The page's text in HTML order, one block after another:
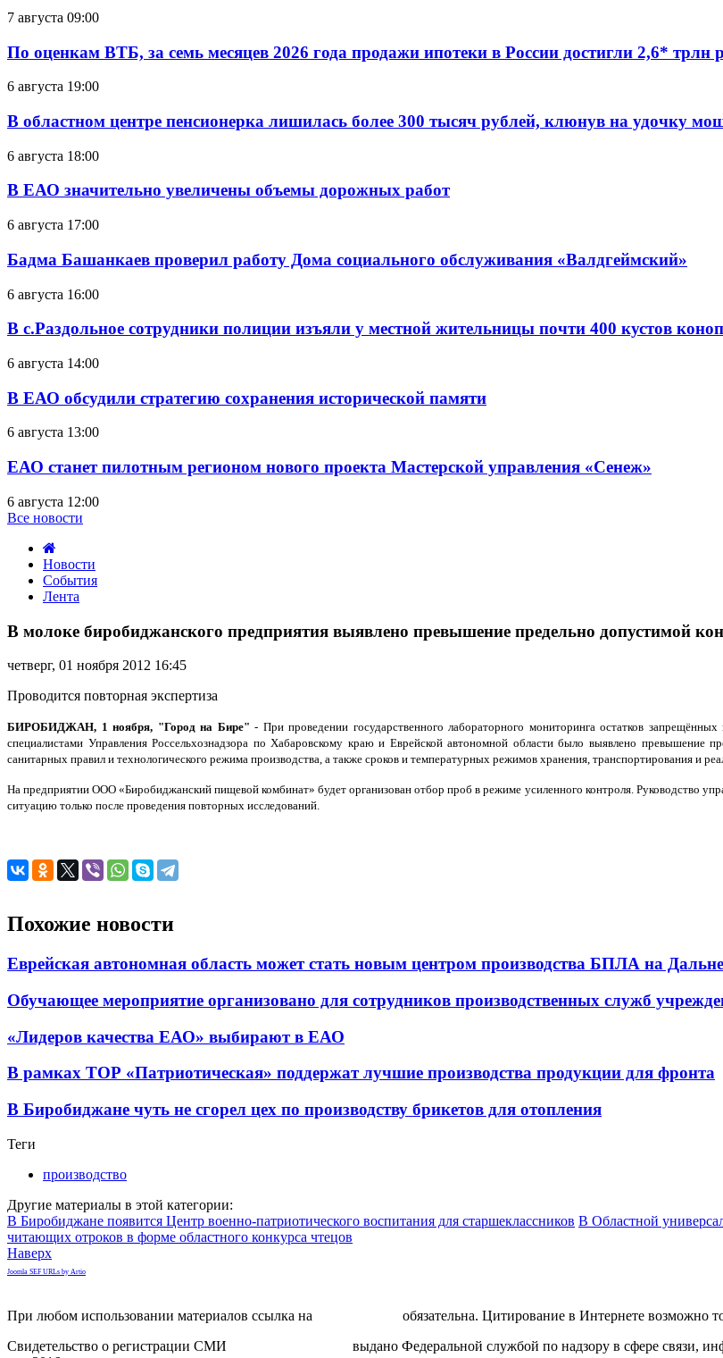
7 августа 09:00
По оценкам ВТБ, за семь месяцев 2026 года продажи ипотеки в России достигли 2,6*
6 августа 19:00
В областном центре пенсионерка лишилась более 300 тысяч рублей, клюнув на удочку
6 августа 18:00
В ЕАО значительно увеличены объемы дорожных работ
6 августа 17:00
Бадма Башанкаев проверил работу Дома социального обслуживания «Валдгеймский»
6 августа 16:00
В с.Раздольное сотрудники полиции изъяли у местной жительницы почти 400 кустов
6 августа 14:00
В ЕАО обсудили стратегию сохранения исторической памяти
6 августа 13:00
ЕАО станет пилотным регионом нового проекта Мастерской управления «Сенеж»
6 августа 12:00
Все новости
Новости
События
Лента
молоке
биробиджанского
предприятия
выявлено
превышение
предельно
допустимой
концентрации
микроорганизмов
В молоке биробиджанского предприятия выявлено превышение предельно допустимой
четверг, 01 ноября 2012 16:45
Проводится повторная экспертиза
БИРОБИДЖАН, 1 ноября, "Город на Бире" - При проведении государственного лабораторного мониторинга остатков
специалистами Управления Россельхознадзора по Хабаровскому краю и Еврейской автономной области было выявлено превышение
санитарных правил и технологического режима производства, а также сроков и температурных режимов хранения, транспортирования и
На предприятии ООО «Биробиджанский пищевой комбинат» будет организован отбор проб в режиме усиленного контроля. Руководство
ситуацию только после проведения повторных исследований.
Похожие новости
Еврейская автономная область может стать новым центром производства БПЛА на
Обучающее мероприятие организовано для сотрудников производственных служб
«Лидеров качества ЕАО» выбирают в ЕАО
В рамках ТОР «Патриотическая» поддержат лучшие производства продукции для фронта
В Биробиджане чуть не сгорел цех по производству брикетов для отопления
Теги
производство
Другие материалы в этой категории:
В Биробиджане появится Центр военно-патриотического воспитания для старшеклассников В Областной
читающих отроков в форме областного конкурса чтецов
Наверх
Joomla SEF URLs by Artio
При любом использовании материалов ссылка на
обязательна. Цитирование в Интернете возможно
Свидетельство о регистрации СМИ
выдано Федеральной службой по надзору в сфере связи,